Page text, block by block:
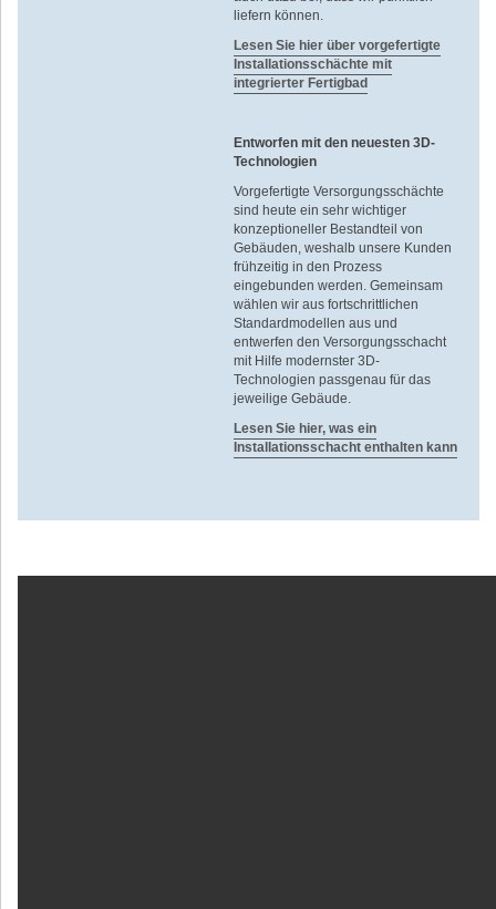
liefern können.
Lesen Sie hier über vorgefertigte
Installationsschächte mit
integrierter Fertigbad
Entworfen mit den neuesten 3D-
Technologien
Vorgefertigte Versorgungsschächte
sind heute ein sehr wichtiger
konzeptioneller Bestandteil von
Gebäuden, weshalb unsere Kunden
frühzeitig in den Prozess
eingebunden werden. Gemeinsam
wählen wir aus fortschrittlichen
Standardmodellen aus und
entwerfen den Versorgungsschacht
mit Hilfe modernster 3D-
Technologien passgenau für das
jeweilige Gebäude.
Lesen Sie hier, was ein
Installationsschacht enthalten kann